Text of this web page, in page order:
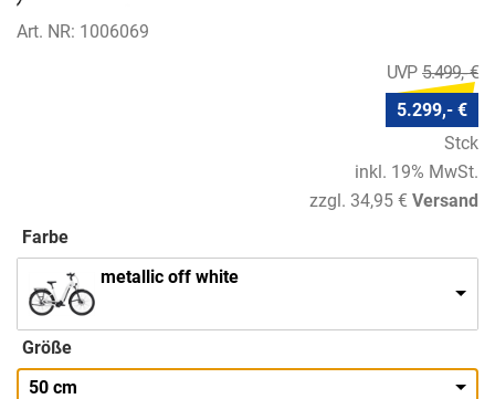
Art. NR: 1006069
5.499,- €
5.299,- €
Stck
inkl. 19% MwSt.
zzgl. 34,95 € Versand
Farbe
metallic off white
Größe
50 cm